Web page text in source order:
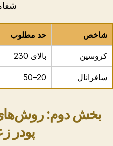
شاخص حد مطلوب
کروسین بالای 230
سافرانال 20–50
بخش دوم:
پودر